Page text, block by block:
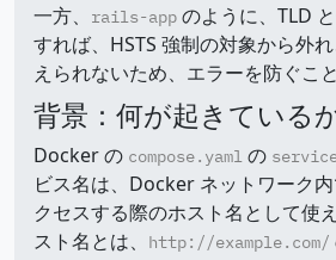
一方、
rails-app のように、TLD
すれば、HSTS 強制の対象から外
えられないため、エラーを防ぐこ
背景：何が起きている
Docker の compose.yaml の
ビス名は、Docker ネットワーク
クセスする際のホスト名として使
スト名とは、
http://example.com/